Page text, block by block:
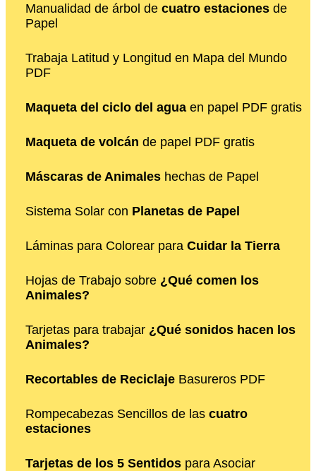
Manualidad de árbol de cuatro estaciones de
Papel
Trabaja Latitud y Longitud en Mapa del Mundo
PDF
Maqueta del ciclo del agua en papel PDF gratis
Maqueta de volcán de papel PDF gratis
Máscaras de Animales hechas de Papel
Sistema Solar con Planetas de Papel
Láminas para Colorear para Cuidar la Tierra
Hojas de Trabajo sobre ¿Qué comen los
Animales?
Tarjetas para trabajar ¿Qué sonidos hacen los
Animales?
Recortables de Reciclaje Basureros PDF
Rompecabezas Sencillos de las cuatro
estaciones
Tarjetas de los 5 Sentidos para Asociar